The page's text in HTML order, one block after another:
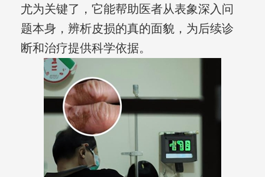
尤为关键了，它能帮助医者从表象深入问
题本身，辨析皮损的真的面貌，为后续诊
断和治疗提供科学依据。